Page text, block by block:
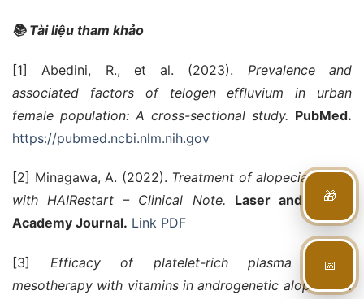
📚 Tài liệu tham khảo
[1] Abedini, R., et al. (2023). Prevalence and
associated factors of telogen effluvium in urban
female population: A cross-sectional study. PubMed.
https://pubmed.ncbi.nlm.nih.gov
[2] Minagawa, A. (2022). Treatment of alopecia areata
with HAIRestart – Clinical Note.
Laser and Health
Academy Journal. Link PDF
[3] Efficacy of platelet-rich plasma versus
mesotherapy with vitamins in androgenetic alopecia: A
🎁
📅